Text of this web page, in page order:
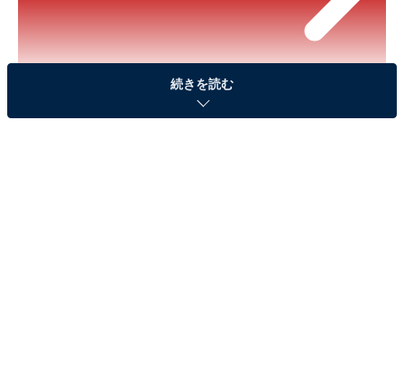
※以下のセール情報は2026年3月7日15時30分現在のも
続きを読む